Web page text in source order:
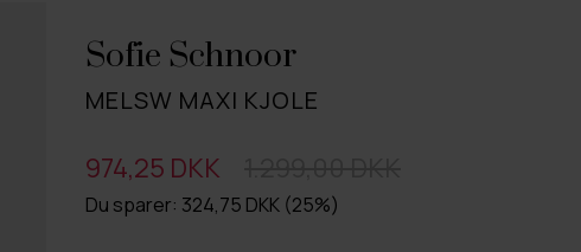
Sofie Schnoor
MELSW MAXI KJOLE
Du sparer: 324,75 DKK (25%)
974,25 DKK